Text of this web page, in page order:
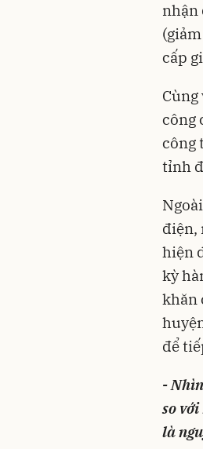
nhận
cấp
công
công
tỉnh
điện,
hiện
kỳ
khăn
để
-
so
là